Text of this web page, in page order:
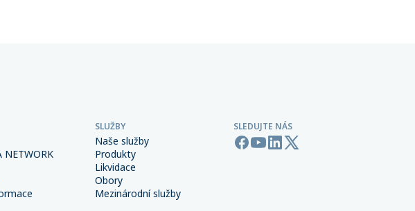
NETWORK
SLUŽBY
Naše služby
Produkty
Likvidace
Obory
Mezinárodní služby
SLEDUJTE NÁS